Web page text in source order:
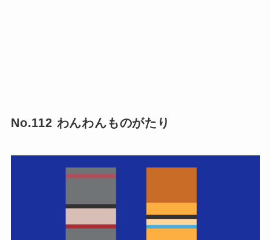
No.112 わんわんものがたり